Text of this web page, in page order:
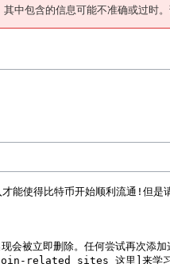
中包含的信息可能不准确或过时